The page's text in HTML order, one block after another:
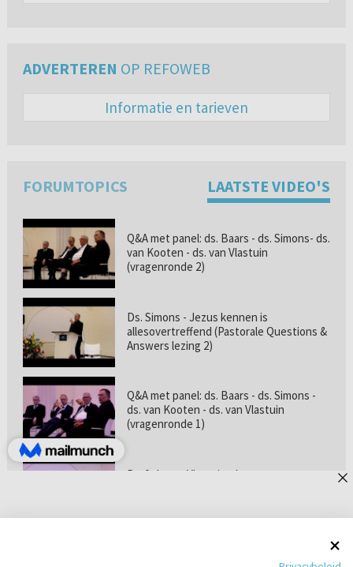
ADVERTEREN OP REFOWEB
Informatie en tarieven
FORUMTOPICS LAATSTE VIDEO'S
Q&A met panel: ds. Baars - ds. Simons- ds.
van Kooten - ds. van Vlastuin
(vragenronde 2)
Ds. Simons - Jezus kennen is
allesovertreffend (Pastorale Questions &
Answers lezing 2)
Q&A met panel: ds. Baars - ds. Simons -
ds. van Kooten - ds. van Vlastuin
(vragenronde 1)
Prof. dr. van Vlastuin - Is